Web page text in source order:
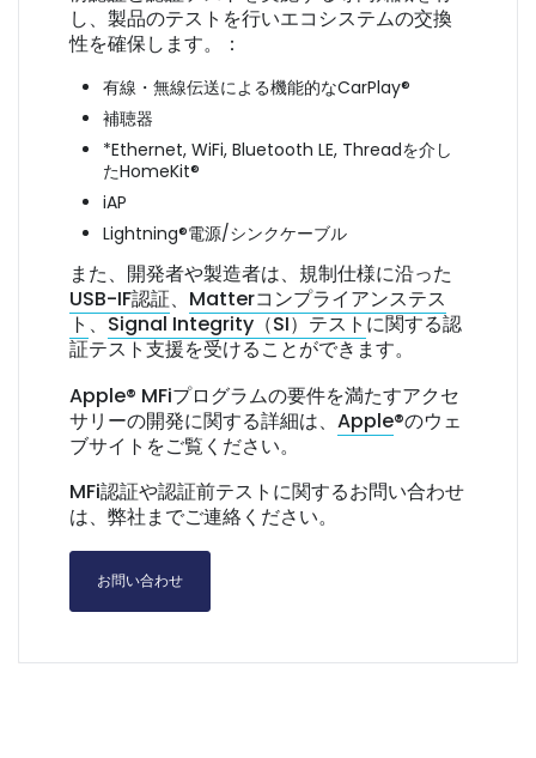
し、製品のテストを行いエコシステムの交換
性を確保します。：
有線・無線伝送による機能的なCarPlay®
補聴器
*Ethernet, WiFi, Bluetooth LE, Threadを介し
たHomeKit®
iAP
Lightning®電源/シンクケーブル
また、開発者や製造者は、規制仕様に沿った
USB-IF認証、 Matterコンプライアンステス
ト 、 Signal Integrity（SI）テスト に関する認
証テスト支援を受けることができます。
Apple® MFiプログラムの要件を満たすアクセ
サリーの開発に関する詳細は、 Apple®のウェ
ブサイトをご覧ください。
MFi認証や認証前テストに関するお問い合わせ
は、弊社までご連絡ください。
お問い合わせ